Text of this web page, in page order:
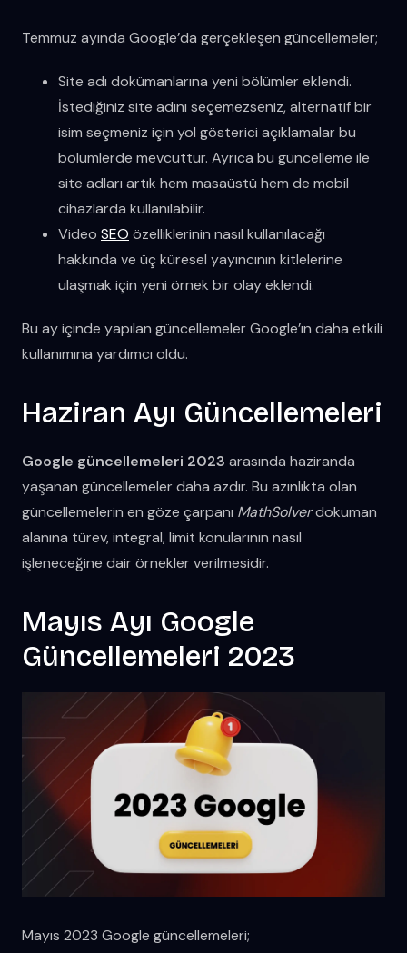
Temmuz ayında Google’da gerçekleşen güncellemeler;
Site adı dokümanlarına yeni bölümler eklendi.
İstediğiniz site adını seçemezseniz, alternatif bir
isim seçmeniz için yol gösterici açıklamalar bu
bölümlerde mevcuttur. Ayrıca bu güncelleme ile
site adları artık hem masaüstü hem de mobil
cihazlarda kullanılabilir.
Video SEO özelliklerinin nasıl kullanılacağı
hakkında ve üç küresel yayıncının kitlelerine
ulaşmak için yeni örnek bir olay eklendi.
Bu ay içinde yapılan güncellemeler Google’ın daha etkili
kullanımına yardımcı oldu.
Haziran Ayı Güncellemeleri
Google güncellemeleri 2023 arasında haziranda
yaşanan güncellemeler daha azdır. Bu azınlıkta olan
güncellemelerin en göze çarpanı MathSolverdokuman
alanına türev, integral, limit konularının nasıl
işleneceğine dair örnekler verilmesidir.
Mayıs Ayı Google
Güncellemeleri 2023
Mayıs 2023 Google güncellemeleri;